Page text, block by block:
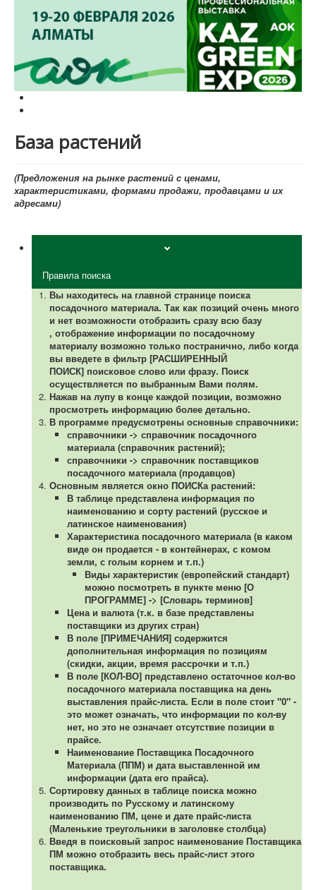
База растений
(Предложения на рынке растений с ценами,
характеристиками, формами продажи, продавцами и их
адресами)
Правила поиска
Вы находитесь на главной странице поиска
посадочного материала. Так как позиций очень много
и нет возможности отобразить сразу всю базу
, отображение информации по посадочному
материалу возможно только постранично, либо когда
вы введете в фильтр [РАСШИРЕННЫЙ
ПОИСК] поисковое слово или фразу. Поиск
осуществляется по выбранным Вами полям.
Нажав на лупу в конце каждой позиции, возможно
просмотреть информацию более детально.
В программе предусмотрены основные справочники:
справочники -> справочник посадочного
материала (справочник растений);
справочники -> справочник поставщиков
посадочного материала (продавцов)
Основным является окно ПОИСКа растений:
В таблице представлена информация по
наименованию и сорту растений (русское и
латинское наименования)
Характеристика посадочного материала (в каком
виде он продается - в контейнерах, с комом
земли, с голым корнем и т.п.)
Виды характеристик (европейский стандарт)
можно посмотреть в пункте меню [О
ПРОГРАММЕ] -> [Словарь терминов]
Цена и валюта (т.к. в базе представлены
поставщики из других стран)
В поле [ПРИМЕЧАНИЯ] содержится
дополнительная информация по позициям
(скидки, акции, время рассрочки и т.п.)
В поле [КОЛ-ВО] представлено остаточное кол-во
посадочного материала поставщика на день
выставления прайс-листа. Если в поле стоит "0" -
это может означать, что информации по кол-ву
нет, но это не означает отсутствие позиции в
прайсе.
Наименование Поставщика Посадочного
Материала (ППМ) и дата выставленной им
информации (дата его прайса).
Сортировку данных в таблице поиска можно
производить по Русскому и латинскому
наименованию ПМ, цене и дате прайс-листа
(Маленькие треугольники в заголовке столбца)
Введя в поисковый запрос наименование Поставщика
ПМ можно отобразить весь прайс-лист этого
поставщика.